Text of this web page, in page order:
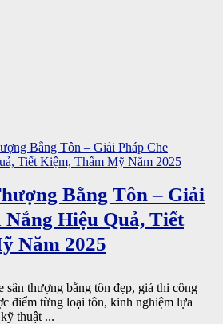
Bằng Tôn – Giải
Hiệu Quả, Tiết
Năm 2025
sân thượng bằng tôn đẹp, giá thi công
điểm từng loại tôn, kinh nghiệm lựa
thuật ...